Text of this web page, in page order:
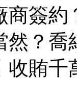
商簽約
然？喬
收賄千